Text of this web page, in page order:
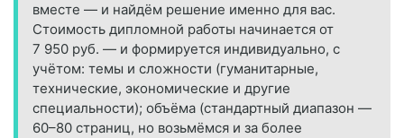
вместе — и найдём решение именно для вас.
Стоимость дипломной работы начинается от
7 950 руб. — и формируется индивидуально, с
учётом: темы и сложности (гуманитарные,
технические, экономические и другие
специальности); объёма (стандартный диапазон —
60–80 страниц, но возьмёмся и за более